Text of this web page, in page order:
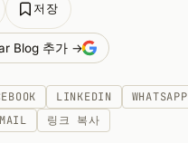
저장
Blog 추가 →
LINKEDIN WHATSAPP
링크 복사